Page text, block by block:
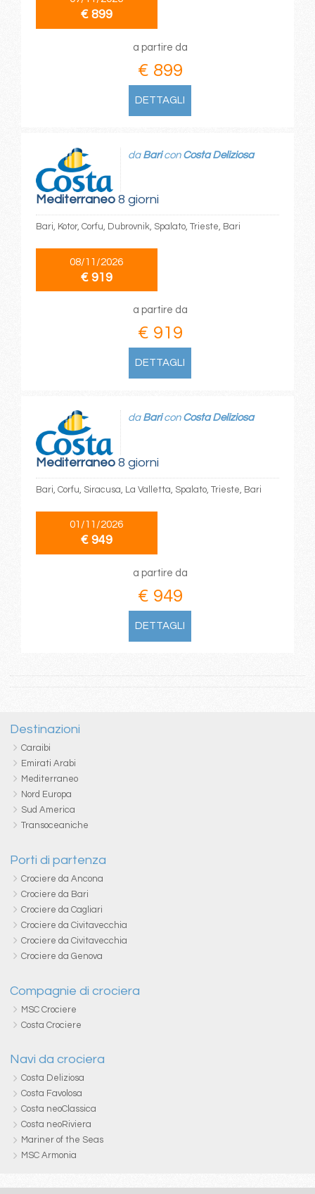
€ 899
a partire da
€ 899
DETTAGLI
Mediterraneo8 giorni
da Baricon Costa Deliziosa
Bari, Kotor, Corfu, Dubrovnik, Spalato, Trieste, Bari
08/11/2026
€ 919
a partire da
€ 919
DETTAGLI
Mediterraneo8 giorni
da Baricon Costa Deliziosa
Bari, Corfu, Siracusa, La Valletta, Spalato, Trieste, Bari
01/11/2026
€ 949
a partire da
€ 949
DETTAGLI
Destinazioni
Caraibi
Emirati Arabi
Mediterraneo
Nord Europa
Sud America
Transoceaniche
Porti di partenza
Crociere da Ancona
Crociere da Bari
Crociere da Cagliari
Crociere da Civitavecchia
Crociere da Civitavecchia
Crociere da Genova
Compagnie di crociera
MSC Crociere
Costa Crociere
Navi da crociera
Costa Deliziosa
Costa Favolosa
Costa neoClassica
Costa neoRiviera
Mariner of the Seas
MSC Armonia